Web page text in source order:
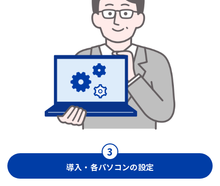
導入・各パソコンの設定